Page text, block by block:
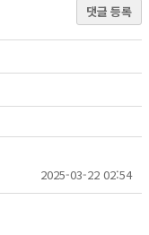
댓글 등록
2025-03-22 02:54